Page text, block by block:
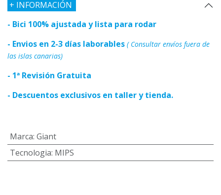
+ INFORMACIÓN
- Bici 100% ajustada y lista para rodar
- Envios en 2-3 días laborables ( Consultar envíos fuera de
las islas canarias)
- 1ª Revisión Gratuita
- Descuentos exclusivos en taller y tienda.
Marca: Giant
Tecnologia: MIPS